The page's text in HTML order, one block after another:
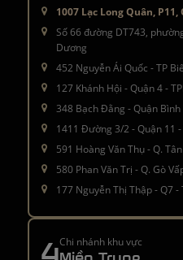
1007 Lạc Long Quân, P11,
Số 66 đường DT743,
Dương
452 Nguyễn Ái Quốc - TP
127 Khánh Hội - Quận 4 -
348 Bạch Đằng - Quận Bình
1411 Đường 3/2 - Quận 11 -
591 Hoàng Văn Thụ - Q.
580 Phan Văn Trị - Q. Gò
177 Nguyễn Thị Thập - Q7 -
4Chi nhánh khu vực